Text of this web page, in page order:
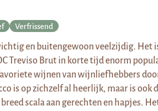
Verfrissend
en buitengewoon veelzijdig. Het
Treviso Brut in korte tijd enorm
wijnen van wijnliefhebbers
is op zichzelf al heerlijk, maar is ook
scala aan gerechten en hapjes.